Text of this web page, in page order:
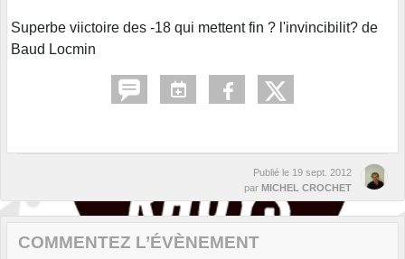
Superbe viictoire des -18 qui mettent fin ? l'invincibilit? de
Baud Locmin
Publié le 19 sept. 2012
par MICHEL CROCHET
COMMENTEZ L’ÉVÈNEMENT